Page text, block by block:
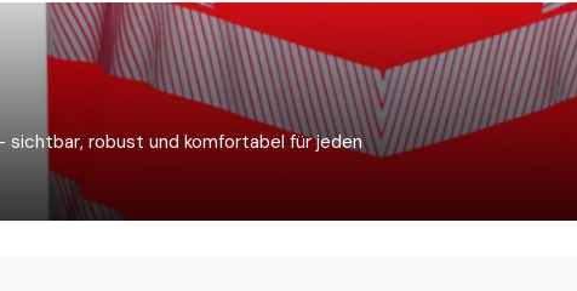
robust und komfortabel für jeden